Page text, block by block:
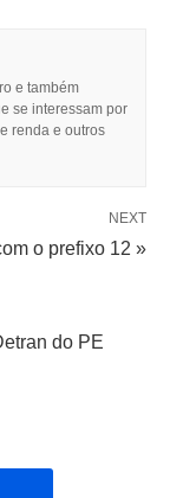
e também
se interessam por
renda e outros
NEXT
o prefixo 12 »
do PE